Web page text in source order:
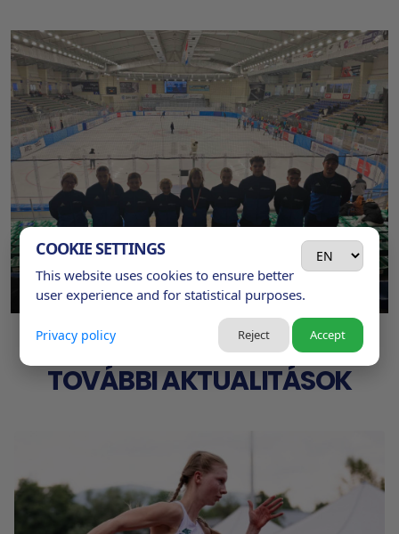
TOVÁBBI AKTUALITÁSOK
COOKIE SETTINGS
This website uses cookies to ensure better
user experience and for statistical purposes.
Privacy policy Reject Accept